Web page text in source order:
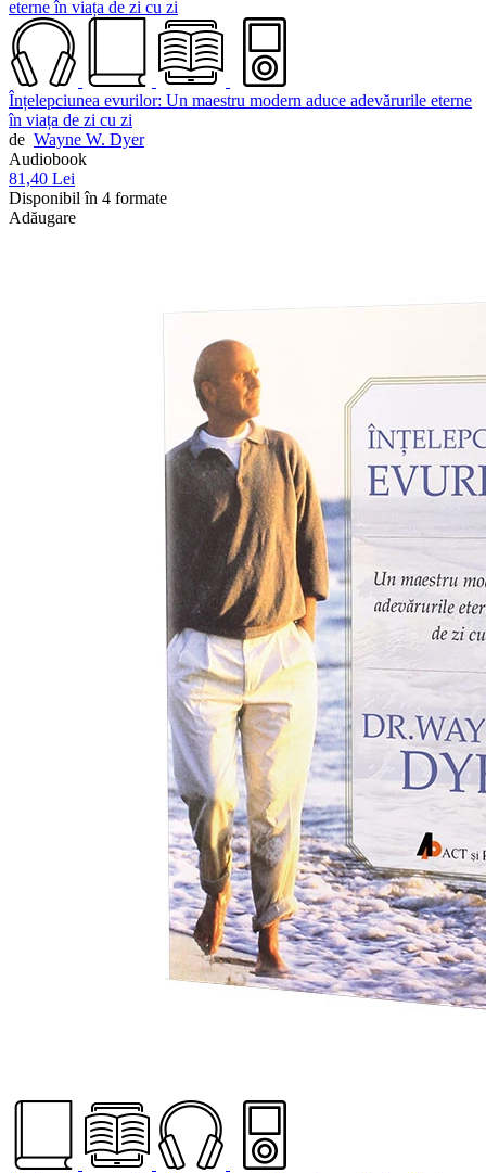
Înțelepciunea evurilor: Un maestru modern aduce adevărurile eterne
în viața de zi cu zi
de Wayne W. Dyer
Audiobook
81,40 Lei
Disponibil în 4 formate
Adăugare